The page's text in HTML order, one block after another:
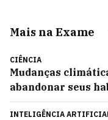
Mais na Exame
CIÊNCIA
Mudanças
abandonar seus
INTELIGÊNCIA